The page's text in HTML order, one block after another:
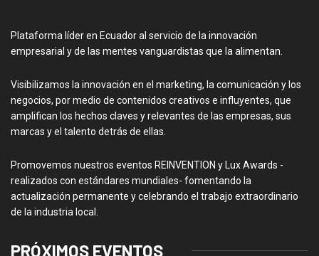
Plataforma líder en Ecuador al servicio de la innovación
empresarial y de las mentes vanguardistas que la alimentan.
Visibilizamos la innovación en el marketing, la comunicación y los
negocios, por medio de contenidos creativos e influyentes, que
amplifican los hechos claves y relevantes de las empresas, sus
marcas y el talento detrás de ellas.
Promovemos nuestros eventos REINVENTION y Lux Awards -
realizados con estándares mundiales- fomentando la
actualización permanente y celebrando el trabajo extraordinario
de la industria local.
PRÓXIMOS EVENTOS